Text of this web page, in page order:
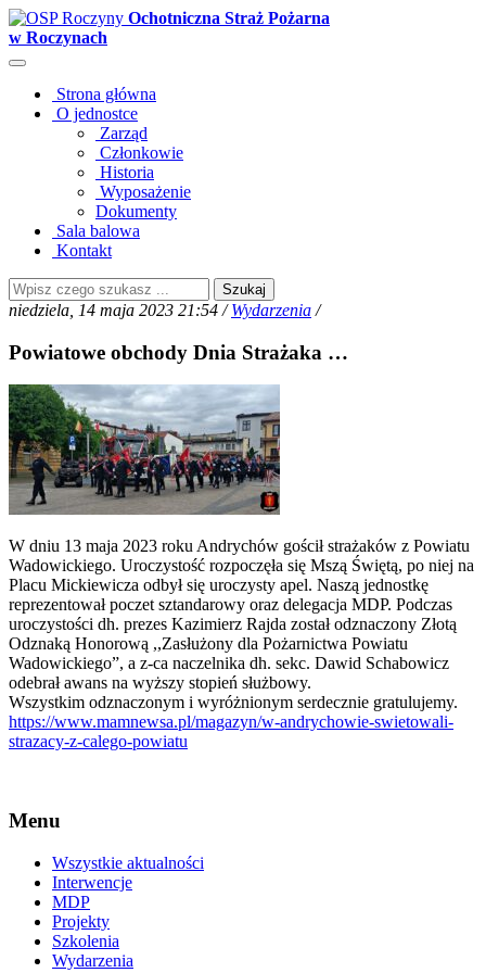
Ochotniczna Straż Pożarna
w Roczynach
Strona główna
O jednostce
Zarząd
Członkowie
Historia
Wyposażenie
Dokumenty
Sala balowa
Kontakt
Szukaj
niedziela, 14 maja 2023 21:54 /Wydarzenia /
Powiatowe obchody Dnia Strażaka …
W dniu 13 maja 2023 roku Andrychów gościł strażaków z Powiatu
Wadowickiego. Uroczystość rozpoczęła się Mszą Świętą, po niej na
Placu Mickiewicza odbył się uroczysty apel. Naszą jednostkę
reprezentował poczet sztandarowy oraz delegacja MDP. Podczas
uroczystości dh. prezes Kazimierz Rajda został odznaczony Złotą
Odznaką Honorową ,,Zasłużony dla Pożarnictwa Powiatu
Wadowickiego”, a z-ca naczelnika dh. sekc. Dawid Schabowicz
odebrał awans na wyższy stopień służbowy.
Wszystkim odznaczonym i wyróżnionym serdecznie gratulujemy.
https://www.mamnewsa.pl/magazyn/w-andrychowie-swietowali-
strazacy-z-calego-powiatu
Menu
Wszystkie aktualności
Interwencje
MDP
Projekty
Szkolenia
Wydarzenia